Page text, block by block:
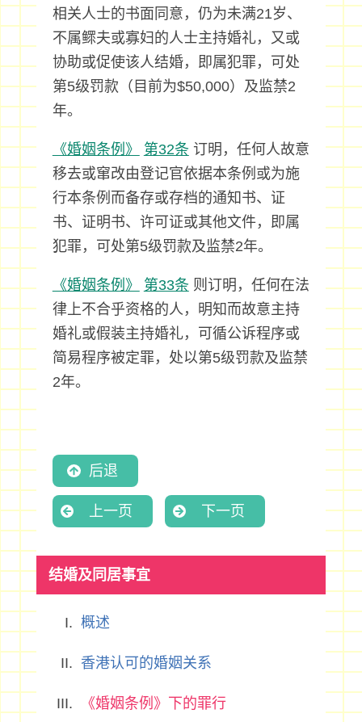
相关人士的书面同意，仍为未满21岁、
不属鳏夫或寡妇的人士主持婚礼，又或
协助或促使该人结婚，即属犯罪，可处
第5级罚款（目前为$50,000）及监禁2
年。
《婚姻条例》 第32条订明，任何人故意
移去或窜改由登记官依据本条例或为施
行本条例而备存或存档的通知书、证
书、证明书、许可证或其他文件，即属
犯罪，可处第5级罚款及监禁2年。
《婚姻条例》 第33条则订明，任何在法
律上不合乎资格的人，明知而故意主持
婚礼或假装主持婚礼，可循公诉程序或
简易程序被定罪，处以第5级罚款及监禁
2年。
后退
上一页 下一页
结婚及同居事宜
概述
香港认可的婚姻关系
《婚姻条例》下的罪行